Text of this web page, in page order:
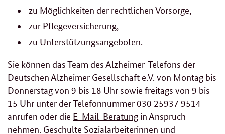
zu Möglichkeiten der rechtlichen Vorsorge,
zur Pflegeversicherung,
zu Unterstützungsangeboten.
Sie können das Team des Alzheimer-Telefons der
Deutschen Alzheimer Gesellschaft e.V. von Montag bis
Donnerstag von 9 bis 18 Uhr sowie freitags von 9 bis
15 Uhr unter der Telefonnummer 030 25937 9514
anrufen oder die E-Mail-Beratung in Anspruch
nehmen. Geschulte Sozialarbeiterinnen und